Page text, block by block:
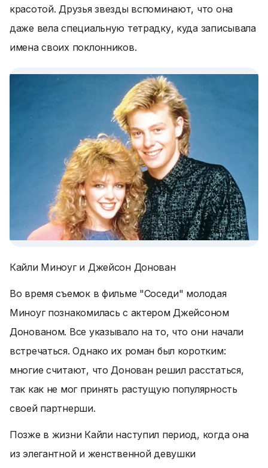
красотой. Друзья звезды вспоминают, что она
даже вела специальную тетрадку, куда записывала
имена своих поклонников.
Кайли Миноуг и Джейсон Донован
Во время съемок в фильме "Соседи" молодая
Миноуг познакомилась с актером Джейсоном
Донованом. Все указывало на то, что они начали
встречаться. Однако их роман был коротким:
многие считают, что Донован решил расстаться,
так как не мог принять растущую популярность
своей партнерши.
Позже в жизни Кайли наступил период, когда она
из элегантной и женственной девушки